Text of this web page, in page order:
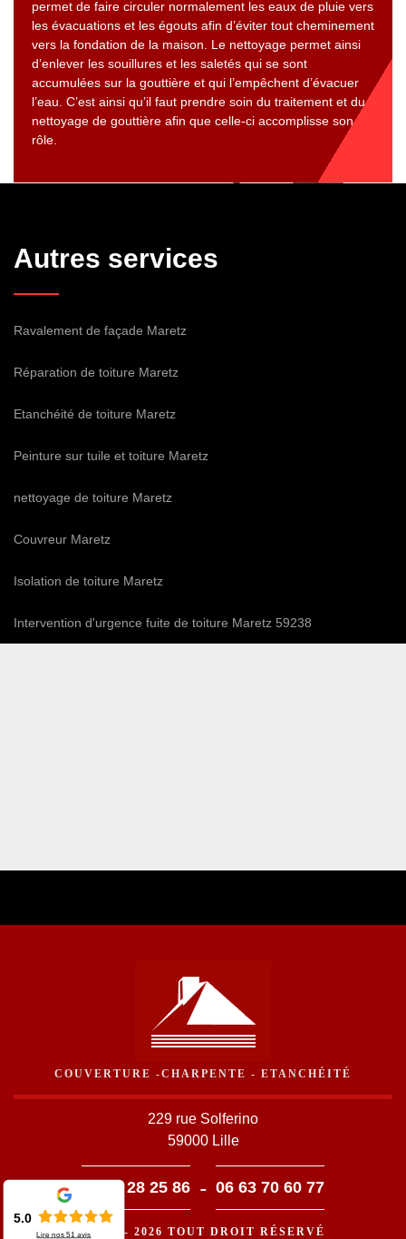
permet de faire circuler normalement les eaux de pluie vers
les évacuations et les égouts afin d’éviter tout cheminement
vers la fondation de la maison. Le nettoyage permet ainsi
d’enlever les souillures et les saletés qui se sont
accumulées sur la gouttière et qui l’empêchent d’évacuer
l’eau. C’est ainsi qu’il faut prendre soin du traitement et du
nettoyage de gouttière afin que celle-ci accomplisse son
rôle.
Autres services
Ravalement de façade Maretz
Réparation de toiture Maretz
Etanchéité de toiture Maretz
Peinture sur tuile et toiture Maretz
nettoyage de toiture Maretz
Couvreur Maretz
Isolation de toiture Maretz
Intervention d'urgence fuite de toiture Maretz 59238
COUVERTURE -CHARPENTE - ETANCHÉITÉ
229 rue Solferino
59000 Lille
03 59 28 25 86 - 06 63 70 60 77
©2016 - 2026 TOUT DROIT RÉSERVÉ
5.0
Lire nos51 avis